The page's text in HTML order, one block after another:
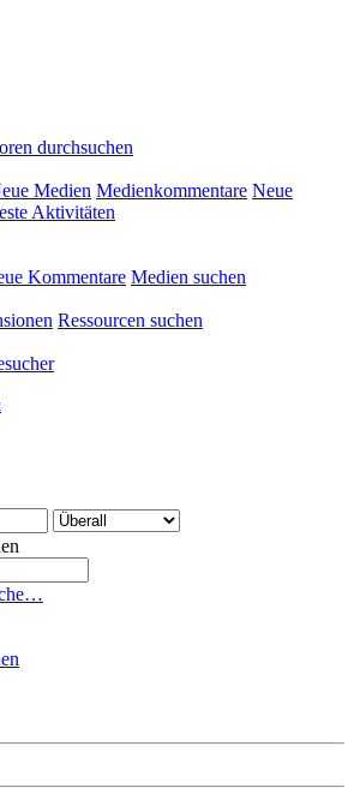
durchsuchen
Medien Medienkommentare Neue
Aktivitäten
Kommentare Medien suchen
Ressourcen suchen